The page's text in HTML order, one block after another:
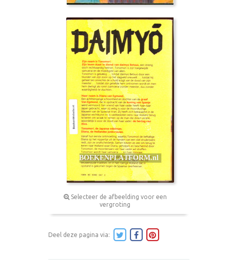
Selecteer de afbeelding voor een
vergroting
Deel deze pagina via: